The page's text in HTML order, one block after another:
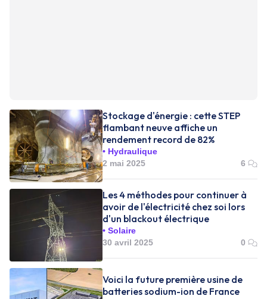
Stockage d'énergie : cette STEP
flambant neuve affiche un
rendement record de 82%
Hydraulique
2 mai 2025
6
Les 4 méthodes pour continuer à
avoir de l'électricité chez soi lors
d'un blackout électrique
Solaire
30 avril 2025
0
Voici la future première usine de
batteries sodium-ion de France